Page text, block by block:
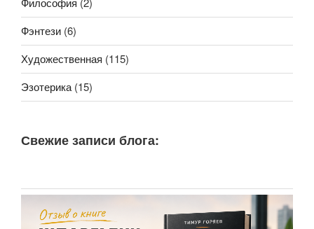
Фэнтези (6)
Художественная (115)
Эзотерика (15)
Свежие записи блога: